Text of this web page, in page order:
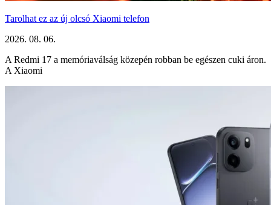
Tarolhat ez az új olcsó Xiaomi telefon
2026. 08. 06.
A Redmi 17 a memóriaválság közepén robban be egészen cuki áron.
A Xiaomi